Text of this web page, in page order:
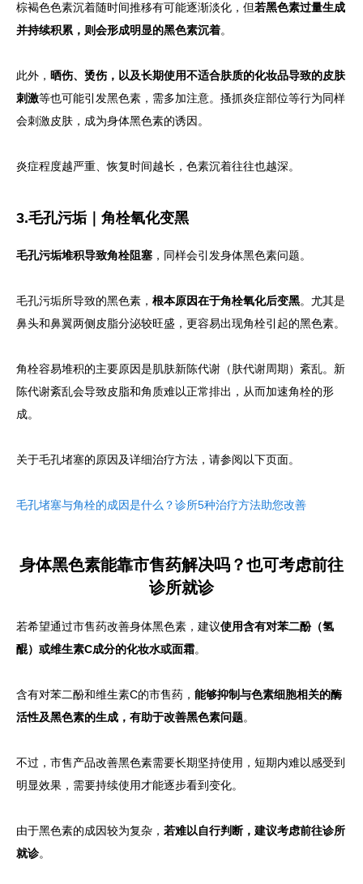
棕褐色色素沉着随时间推移有可能逐渐淡化，但若黑色素过量生成
并持续积累，则会形成明显的黑色素沉着。
此外， 晒伤、烫伤，以及长期使用不适合肤质的化妆品导致的皮肤
刺激等也可能引发黑色素，需多加注意。搔抓炎症部位等行为同样
会刺激皮肤，成为身体黑色素的诱因。
炎症程度越严重、恢复时间越长，色素沉着往往也越深。
3.毛孔污垢｜角栓氧化变黑
毛孔污垢堆积导致角栓阻塞 ，同样会引发身体黑色素问题。
毛孔污垢所导致的黑色素， 根本原因在于角栓氧化后变黑。尤其是
鼻头和鼻翼两侧皮脂分泌较旺盛，更容易出现角栓引起的黑色素。
角栓容易堆积的主要原因是肌肤新陈代谢（肤代谢周期）紊乱。新
陈代谢紊乱会导致皮脂和角质难以正常排出，从而加速角栓的形
成。
关于毛孔堵塞的原因及详细治疗方法，请参阅以下页面。
毛孔堵塞与角栓的成因是什么？诊所5种治疗方法助您改善
身体黑色素能靠市售药解决吗？也可考虑前往
诊所就诊
若希望通过市售药改善身体黑色素，建议使用含有对苯二酚（氢
醌）或维生素C成分的化妆水或面霜。
含有对苯二酚和维生素C的市售药， 能够抑制与色素细胞相关的酶
活性及黑色素的生成，有助于改善黑色素问题。
不过，市售产品改善黑色素需要长期坚持使用，短期内难以感受到
明显效果，需要持续使用才能逐步看到变化。
由于黑色素的成因较为复杂， 若难以自行判断，建议考虑前往诊所
就诊。